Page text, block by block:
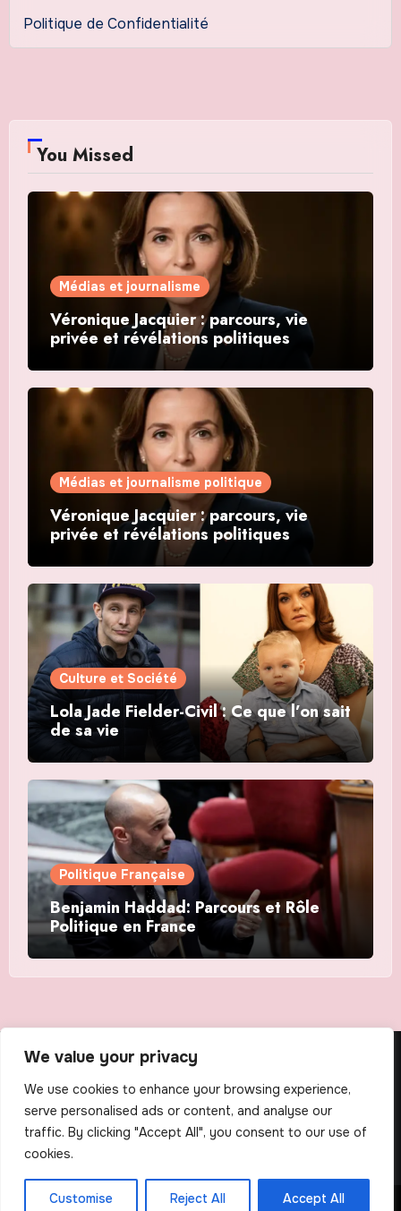
We value your privacy
We use cookies to enhance your browsing experience,
serve personalised ads or content, and analyse our
traffic. By clicking "Accept All", you consent to our use of
cookies.
Customise Reject All Accept All
Politique de Confidentialité
You Missed
Médias et journalisme
Véronique Jacquier : parcours, vie
privée et révélations politiques
Médias et journalisme politique
Véronique Jacquier : parcours, vie
privée et révélations politiques
Culture et Société
Lola Jade Fielder-Civil : Ce que l’on sait
de sa vie
Politique Française
Benjamin Haddad: Parcours et Rôle
Politique en France
The Scribens